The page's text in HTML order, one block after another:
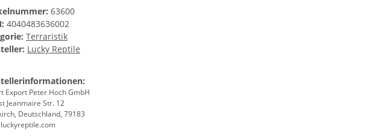
63600
4040483636002
Terraristik
Lucky Reptile
Export Peter Hoch GmbH
Jeanmaire Str. 12
Deutschland, 79183